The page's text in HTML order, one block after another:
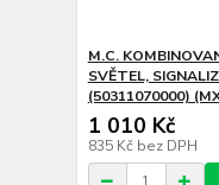
M.C.
SVĚTEL,
(50311070000)
1 010 Kč
835 Kč bez DPH